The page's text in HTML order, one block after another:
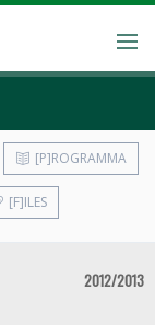
[P]ROGRAMMA
[F]ILES
2012/2013